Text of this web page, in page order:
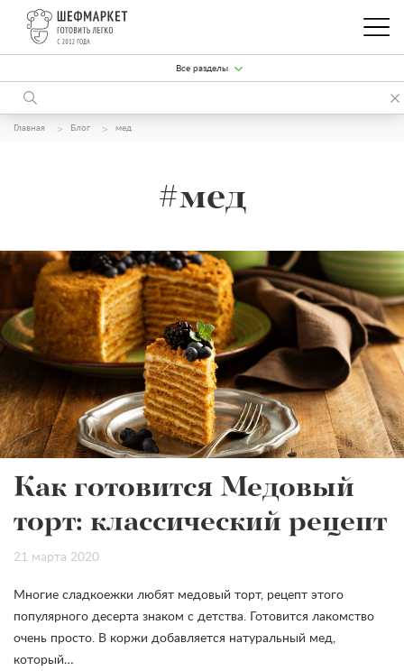
Все разделы
Главная Блог мед
#мед
Как готовится Медовый
торт: классический рецепт
21 марта 2020
Многие сладкоежки любят медовый торт, рецепт этого
популярного десерта знаком с детства. Готовится лакомство
очень просто. В коржи добавляется натуральный мед,
который…